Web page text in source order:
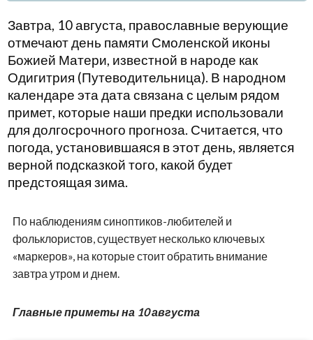
Завтра, 10 августа, православные верующие
отмечают день памяти Смоленской иконы
Божией Матери, известной в народе как
Одигитрия (Путеводительница). В народном
календаре эта дата связана с целым рядом
примет, которые наши предки использовали
для долгосрочного прогноза. Считается, что
погода, установившаяся в этот день, является
верной подсказкой того, какой будет
предстоящая зима.
По наблюдениям синоптиков-любителей и
фольклористов, существует несколько ключевых
«маркеров», на которые стоит обратить внимание
завтра утром и днем.
Главные приметы на 10 августа